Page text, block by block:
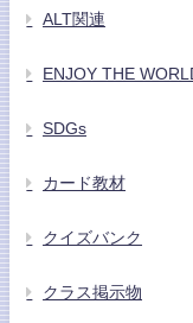
ALT関連
ENJOY THE
SDGs
カード教材
クイズバンク
クラス掲示物